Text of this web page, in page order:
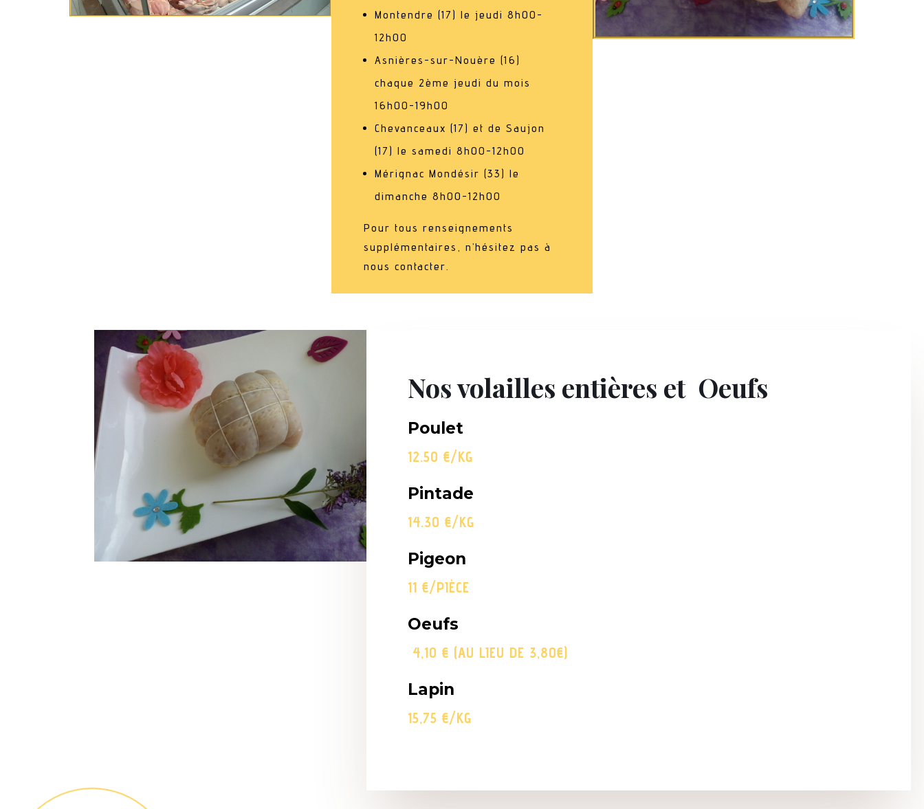
Montendre (17) le jeudi 8h00-
12h00
Asnières-sur-Nouère (16)
chaque 2ème jeudi du mois
16h00-19h00
Chevanceaux (17) et de Saujon
(17) le samedi 8h00-12h00
Mérignac Mondésir (33) le
dimanche 8h00-12h00
Pour tous renseignements
supplémentaires, n’hésitez pas à
nous contacter.
Nos volailles entières et Oeufs
Poulet
12.50 €/KG
Pintade
14.30 €/KG
Pigeon
11 €/PIÈCE
Oeufs
4,10 € (AU LIEU DE 3,80€)
Lapin
15,75 €/KG